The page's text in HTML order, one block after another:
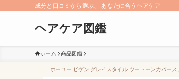
成分と口コミから選ぶ、 あなたに合うヘアケア
ヘアケア図鑑
ホーム 商品図鑑
ホーユー ビゲン グレイスタイル ツートーンカバー